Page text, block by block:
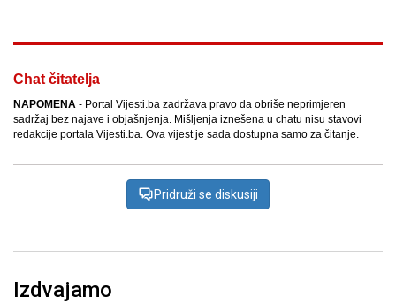
Chat čitatelja
NAPOMENA - Portal Vijesti.ba zadržava pravo da obriše neprimjeren
sadržaj bez najave i objašnjenja. Mišljenja iznešena u chatu nisu stavovi
redakcije portala Vijesti.ba. Ova vijest je sada dostupna samo za čitanje.
Pridruži se diskusiji
Izdvajamo